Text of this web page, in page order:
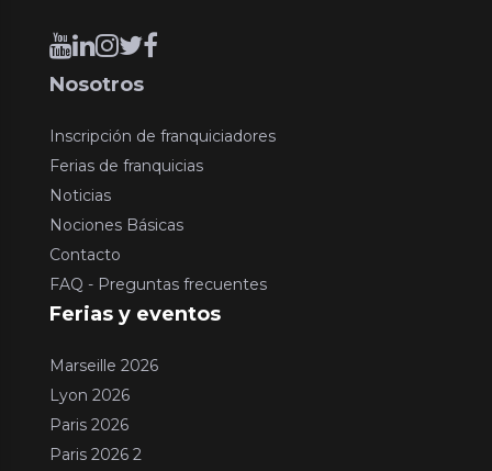
Nosotros
Inscripción de franquiciadores
Ferias de franquicias
Noticias
Nociones Básicas
Contacto
FAQ - Preguntas frecuentes
Ferias y eventos
Marseille 2026
Lyon 2026
Paris 2026
Paris 2026 2